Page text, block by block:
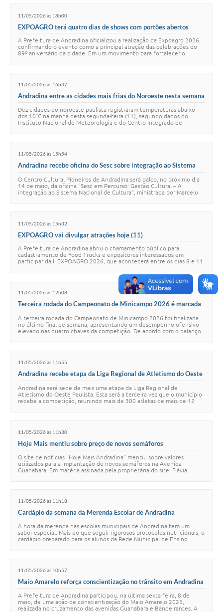
11/05/2026 às 18h00
EXPOAGRO terá quatro dias de shows com portões abertos
A Prefeitura de Andradina oficializou a realização da Expoagro 2026,
confirmando o evento como a principal atração das celebrações do
89º aniversário da cidade. Em um movimento para fortalecer o
11/05/2026 às 16h37
Andradina entre as cidades mais frias do Noroeste nesta semana
Dez cidades do noroeste paulista registraram temperaturas abaixo
dos 10°C na manhã desta segunda-feira (11), segundo dados do
Instituto Nacional de Meteorologia e do Centro Integrado de
11/05/2026 às 15h54
Andradina recebe oficina do Sesc sobre integração ao Sistema
O Centro Cultural Pioneiros de Andradina será palco, no próximo dia
14 de maio, da oficina “Sesc em Percurso: Gestão Cultural – A
integração ao Sistema Nacional de Cultura”, ministrada por Marcelo
11/05/2026 às 15h32
EXPOAGRO vai divulgar atrações hoje (11)
A Prefeitura de Andradina abriu o chamamento público para
cadastramento de Food Trucks e expositores interessados em
participar da II EXPOAGRO 2026, que acontecerá entre os dias 8 e 11
11/05/2026 às 12h08
Terceira rodada do Campeonato de Minicampo 2026 é marcada
A terceira rodada do Campeonato de Minicampo 2026 foi finalizada
no último final de semana, apresentando um desempenho ofensivo
elevado nas quatro chaves da competição. De acordo com o balanço
11/05/2026 às 11h55
Andradina recebe etapa da Liga Regional de Atletismo do Oeste
Andradina será sede de mais uma etapa da Liga Regional de
Atletismo do Oeste Paulista. Esta será a terceira vez que o município
recebe a competição, reunindo mais de 300 atletas de mais de 12
11/05/2026 às 11h30
Hoje Mais mentiu sobre preço de novos semáforos
O site de notícias “Hoje Mais Andradina” mentiu sobre valores
utilizados para a implantação de novos semáforos na Avenida
Guanabara. Em matéria assinada pela proprietária do site, Flávia
11/05/2026 às 11h18
Cardápio da semana da Merenda Escolar de Andradina
A hora da merenda nas escolas municipais de Andradina tem um
sabor especial. Mais do que seguir rigorosos protocolos nutricionais, o
cardápio preparado para os alunos da Rede Municipal de Ensino
11/05/2026 às 10h57
Maio Amarelo reforça conscientização no trânsito em Andradina
A Prefeitura de Andradina participou, na última sexta-feira, 8 de
maio, de uma ação de conscientização do Maio Amarelo 2026,
realizada no cruzamento das avenidas Guanabara e Bandeirantes. A